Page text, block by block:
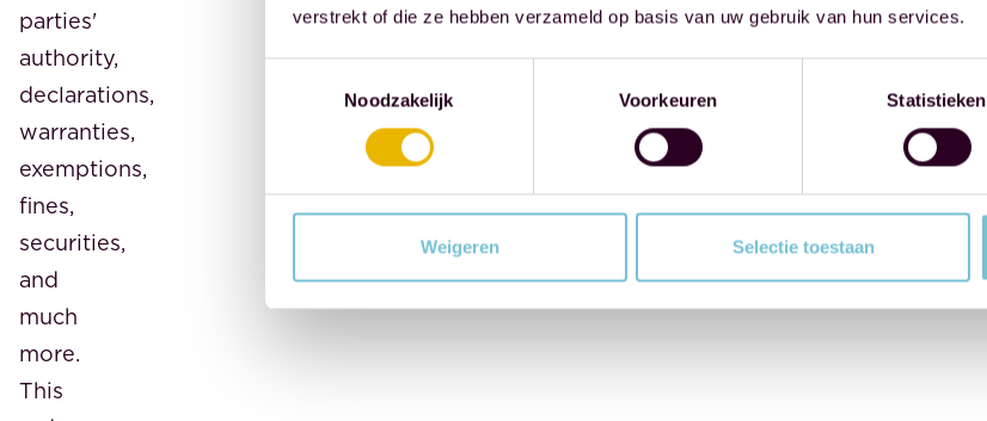
verstrekt of die ze hebben verzameld op basis van uw gebruik van hun services.
Noodzakelijk
Voorkeuren Statistieken
Weigeren Selectie toestaan
parties'
authority,
declarations,
warranties,
exemptions,
fines,
securities,
and
much
more.
This